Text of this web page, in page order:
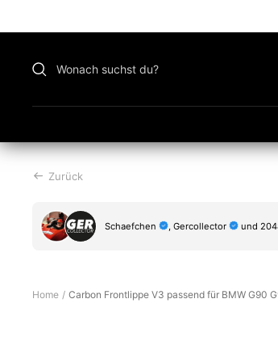
Zurück
Schaefchen , Gercollector und
Home Carbon Frontlippe V3 passend für BMW G90